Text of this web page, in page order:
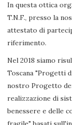
In questa ottica
T.N.F., presso la
attestato di
riferimento.
Nel 2018 siamo
Toscana "Progetti
nostro Progetto
realizzazione di
benessere e delle